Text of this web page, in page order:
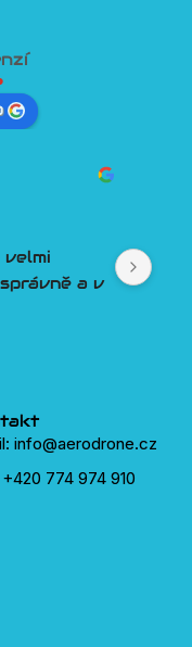
a v
info@aerodrone.cz
774 974 910